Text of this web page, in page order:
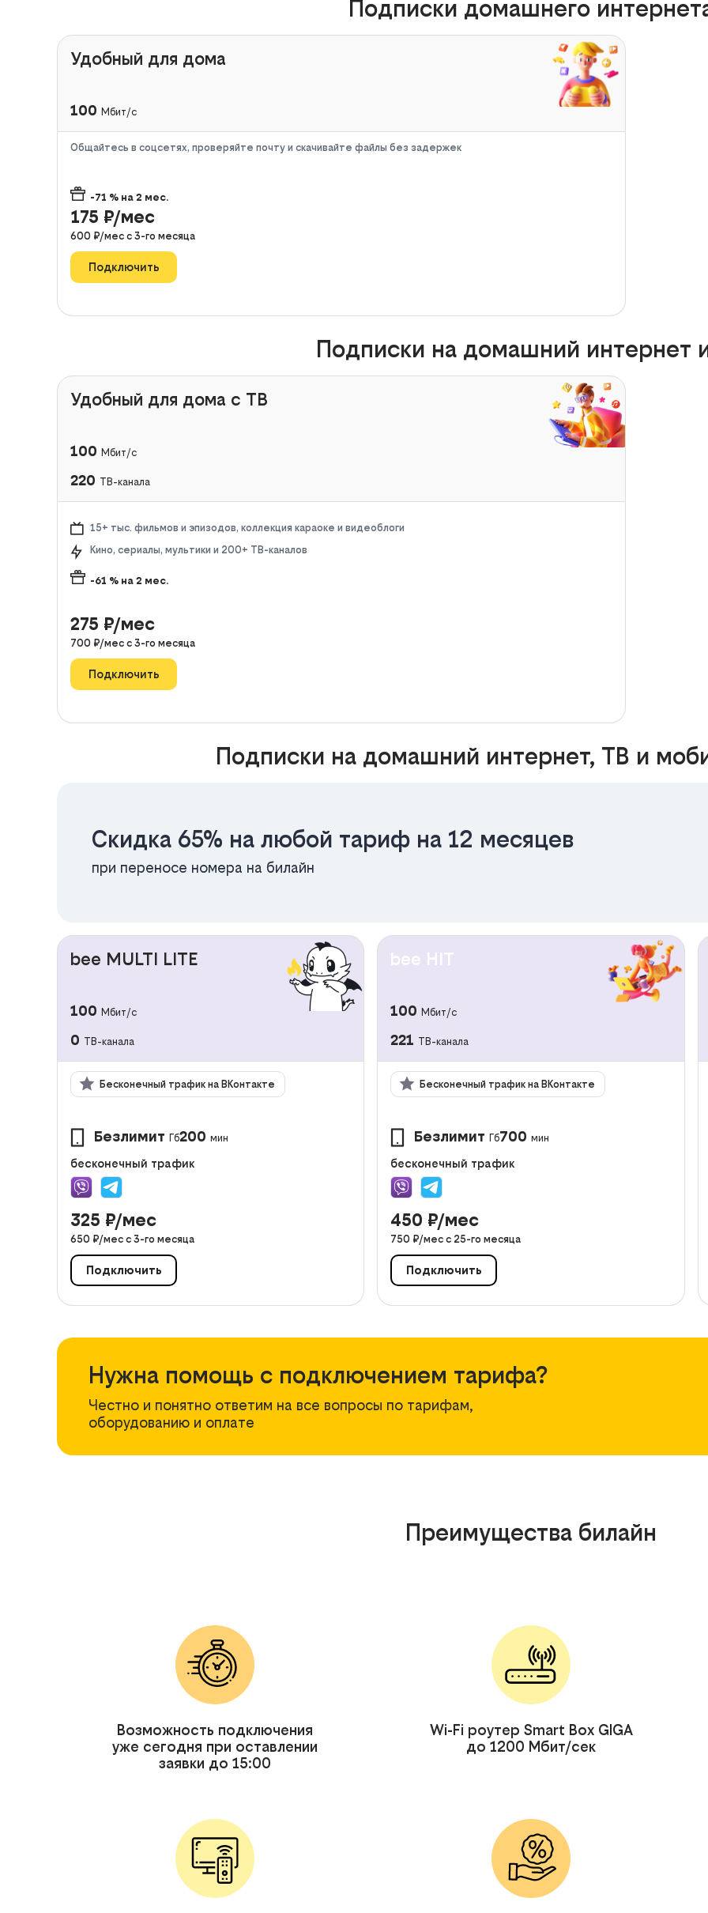
Подписки домашнего
Удобный для дома
100 Мбит/с
Общайтесь в соцсетях, проверяйте почту и скачивайте файлы без задержек
-71 % на 2 мес.
175 ₽/мес
600 ₽/мес с 3-го месяца
Подключить
Подписки на домашний интернет
Удобный для дома с ТВ
100 Мбит/с
220 ТВ-канала
15+ тыс. фильмов и эпизодов, коллекция караоке и видеоблоги
Кино, сериалы, мультики и 200+ ТВ-каналов
-61 % на 2 мес.
275 ₽/мес
700 ₽/мес с 3-го месяца
Подключить
Подписки на домашний интернет, ТВ и
Скидка 65% на любой тариф на 12 месяцев
при переносе номера на билайн
bee MULTI LITE
100 Мбит/с
0 ТВ-канала
Бесконечный трафик на ВКонтакте
Безлимит Гб200 мин
бесконечный трафик
325 ₽/мес
650 ₽/мес с 3-го месяца
Подключить
bee HIT
100 Мбит/с
221 ТВ-канала
Бесконечный трафик на ВКонтакте
Безлимит Гб700 мин
бесконечный трафик
450 ₽/мес
750 ₽/мес с 25-го месяца
Подключить
Нужна помощь с подключением тарифа?
Честно и понятно ответим на все вопросы по тарифам,
оборудованию и оплате
Преимущества билайн
Возможность подключения
уже сегодня при оставлении
заявки до 15:00
Wi-Fi роутер Smart Box GIGA
до 1200 Мбит/сек